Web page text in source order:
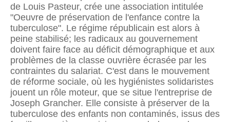
de Louis Pasteur, crée une association intitulée
"Oeuvre de préservation de l'enfance contre la
tuberculose". Le régime républicain est alors à
peine stabilisé; les radicaux au gouvernement
doivent faire face au déficit démographique et aux
problèmes de la classe ouvrière écrasée par les
contraintes du salariat. C'est dans le mouvement
de réforme sociale, où les hygiénistes solidaristes
jouent un rôle moteur, que se situe l'entreprise de
Joseph Grancher. Elle consiste à préserver de la
tuberculose des enfants non contaminés, issus des